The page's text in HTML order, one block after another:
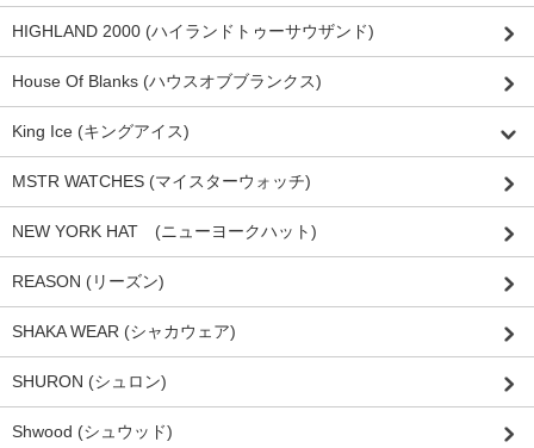
HIGHLAND 2000 (ハイランドトゥーサウザンド)
House Of Blanks (ハウスオブブランクス)
King Ice (キングアイス)
MSTR WATCHES (マイスターウォッチ)
NEW YORK HAT (ニューヨークハット)
REASON (リーズン)
SHAKA WEAR (シャカウェア)
SHURON (シュロン)
Shwood (シュウッド)